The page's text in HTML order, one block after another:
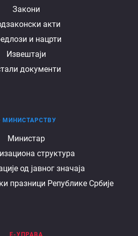
Закони
акти
и нацрти
Извештаји
документи
МИНИСТАРСТВУ
Министар
структура
од јавног значаја
празници Републике Србије